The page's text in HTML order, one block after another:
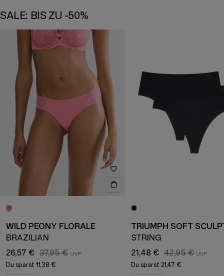
SALE: BIS ZU -50%
WILD PEONY FLORALE
BRAZILIAN
26,57 € 37,95 €
Du sparst 11,38 €
TRIUMPH SOFT
STRING
21,48 € 42,95 €
Du sparst 21,47 €